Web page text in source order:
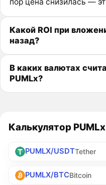
Какой ROI при
назад?
В каких валютах
PUMLx?
Калькулятор
PUMLX/USDTTether
PUMLX/BTCBitcoin